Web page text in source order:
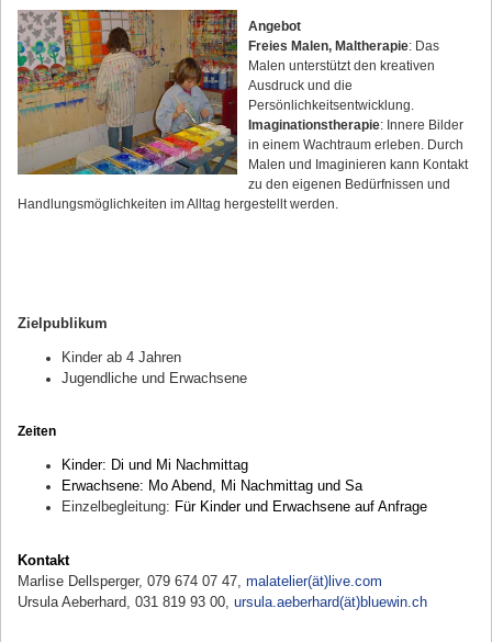
Angebot
Freies Malen, Maltherapie: Das
Malen unterstützt den kreativen
Ausdruck und die
Persönlichkeitsentwicklung.
Imaginationstherapie: Innere Bilder
in einem Wachtraum erleben. Durch
Malen und Imaginieren kann Kontakt
zu den eigenen Bedürfnissen und
Handlungsmöglichkeiten im Alltag hergestellt werden.
Zielpublikum
Kinder ab 4 Jahren
Jugendliche und Erwachsene
Zeiten
Kinder: Di und Mi Nachmittag
Erwachsene: Mo Abend, Mi Nachmittag und Sa
Einzelbegleitung: Für Kinder und Erwachsene auf Anfrage
Kontakt
Marlise Dellsperger, 079 674 07 47, malatelier(ät)live.com
Ursula Aeberhard, 031 819 93 00, ursula.aeberhard(ät)bluewin.ch